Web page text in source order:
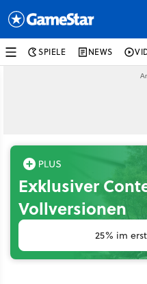
SPIELE NEWS
Exklusiver
Vollversionen
25% im